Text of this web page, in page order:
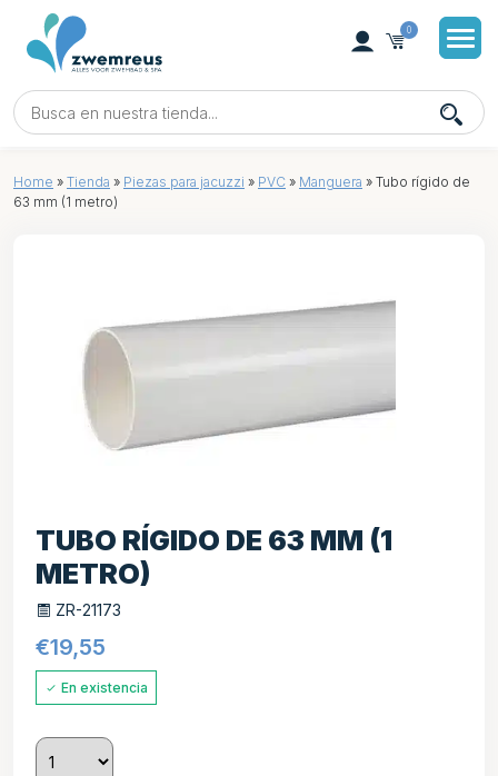
0
Home » Tienda » Piezas para jacuzzi » PVC » Manguera » Tubo rígido de
63 mm (1 metro)
TUBO RÍGIDO DE 63 MM (1
METRO)
ZR-21173
€19,55
En existencia